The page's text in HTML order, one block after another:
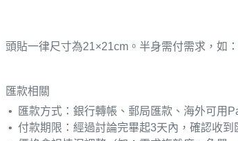
頭貼一律尺寸為21×21cm。半身需付需求，如
匯款相關
匯款方式：銀行轉帳、郵局匯款、海外可用
付款期限：經過討論完畢起3天內，確認收到